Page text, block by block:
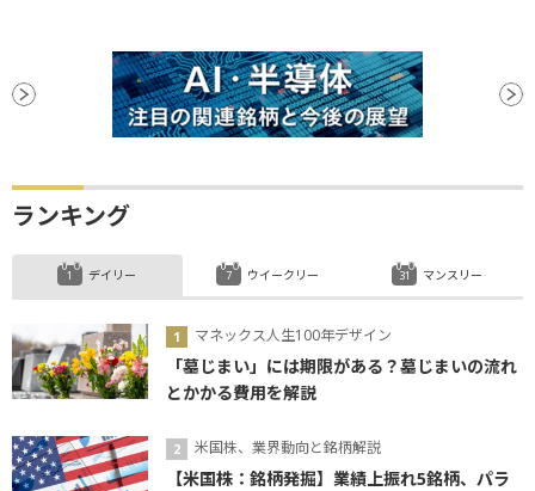
ランキング
デイリー
マネックス人生100年デザイン
「墓じまい」には期限がある？墓じまいの流れ
とかかる費用を解説
米国株、業界動向と銘柄解説
【米国株：銘柄発掘】業績上振れ5銘柄、パラ
ウイークリー マンスリー